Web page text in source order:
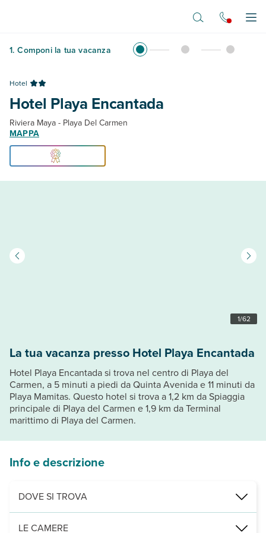
1. Componi la tua vacanza
Hotel
Hotel Playa Encantada
Riviera Maya - Playa Del Carmen
MAPPA
1/62
La tua vacanza presso Hotel Playa Encantada
Hotel Playa Encantada si trova nel centro di Playa del
Carmen, a 5 minuti a piedi da Quinta Avenida e 11 minuti da
Playa Mamitas. Questo hotel si trova a 1,2 km da Spiaggia
principale di Playa del Carmen e 1,9 km da Terminal
marittimo di Playa del Carmen.
Info e descrizione
DOVE SI TROVA
Nei pressi di: Quinta Avenida
LE CAMERE